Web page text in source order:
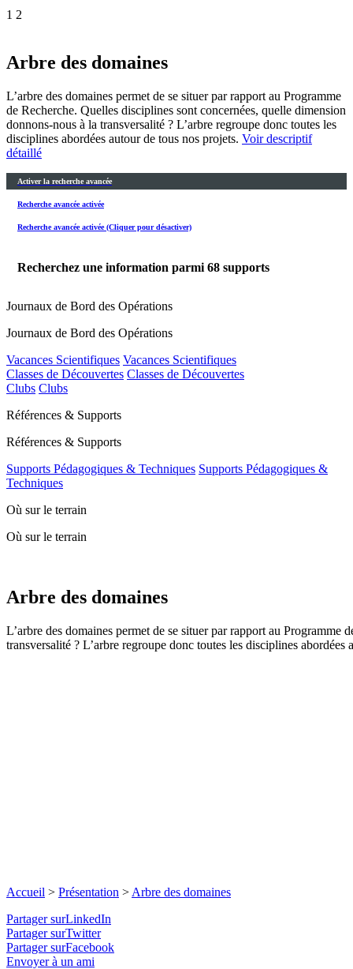
1 2
Arbre des domaines
L’arbre des domaines permet de se situer par rapport au Programme
de Recherche. Quelles disciplines sont concernées, quelle dimension
donnons-nous à la transversalité ? L’arbre regroupe donc toutes les
disciplines abordées autour de tous nos projets. Voir descriptif
détaillé
Activer la recherche avancée
Recherche avancée activée
Recherche avancée activée (Cliquer pour désactiver)
Recherchez une information parmi 68 supports
Journaux de Bord des Opérations
Journaux de Bord des Opérations
Vacances Scientifiques Vacances Scientifiques
Classes de Découvertes Classes de Découvertes
Clubs Clubs
Références & Supports
Références & Supports
Supports Pédagogiques & Techniques Supports Pédagogiques &
Techniques
Où sur le terrain
Où sur le terrain
Arbre des domaines
L’arbre des domaines permet de se situer par rapport au
transversalité ? L’arbre regroupe donc toutes les disciplines
Accueil > Présentation > Arbre des domaines
Partager surLinkedIn
Partager surTwitter
Partager surFacebook
Envoyer à un ami